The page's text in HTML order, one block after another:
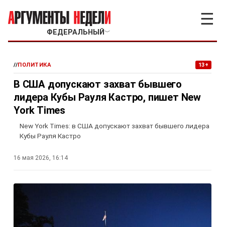
ФЕДЕРАЛЬНЫЙ ﹀
☰
//ПОЛИТИКА 13+
В США допускают захват бывшего
лидера Кубы Рауля Кастро, пишет New
York Times
New York Times: в США допускают захват бывшего лидера
Кубы Рауля Кастро
16 мая 2026, 16:14